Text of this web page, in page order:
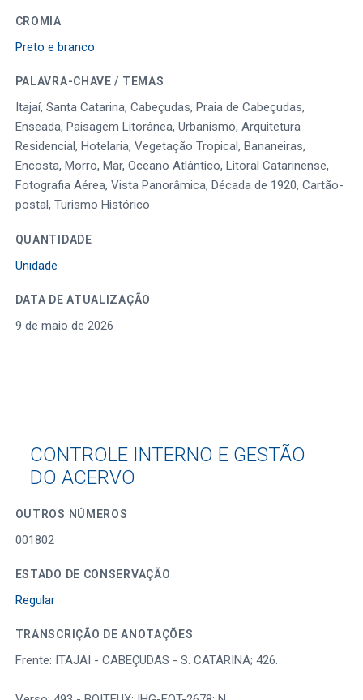
CROMIA
Preto e branco
PALAVRA-CHAVE / TEMAS
Itajaí, Santa Catarina, Cabeçudas, Praia de Cabeçudas,
Enseada, Paisagem Litorânea, Urbanismo, Arquitetura
Residencial, Hotelaria, Vegetação Tropical, Bananeiras,
Encosta, Morro, Mar, Oceano Atlântico, Litoral Catarinense,
Fotografia Aérea, Vista Panorâmica, Década de 1920, Cartão-
postal, Turismo Histórico
QUANTIDADE
Unidade
DATA DE ATUALIZAÇÃO
9 de maio de 2026
CONTROLE INTERNO E GESTÃO
DO ACERVO
OUTROS NÚMEROS
001802
ESTADO DE CONSERVAÇÃO
Regular
TRANSCRIÇÃO DE ANOTAÇÕES
Frente: ITAJAI - CABEÇUDAS - S. CATARINA; 426.